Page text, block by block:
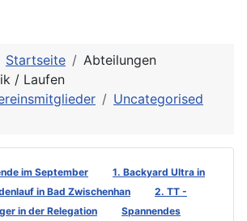
Startseite
Abteilungen
/ Laufen
Uncategorised
im September
1. Backyard Ultra in
in Bad Zwischenhan
2. TT -
in der Relegation
Spannendes